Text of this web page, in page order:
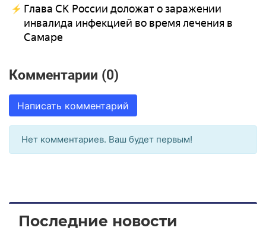
Глава СК России доложат о заражении
инвалида инфекцией во время лечения в
Самаре
Комментарии (0)
Написать комментарий
Нет комментариев. Ваш будет первым!
Последние новости